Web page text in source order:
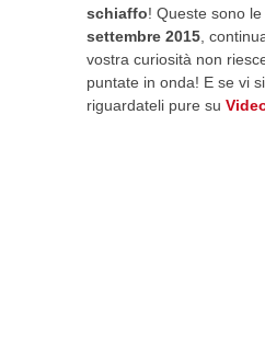
schiaffo! Queste sono
settembre 2015 ,
vostra curiosità non
puntate in onda! E se vi
riguardateli pure su